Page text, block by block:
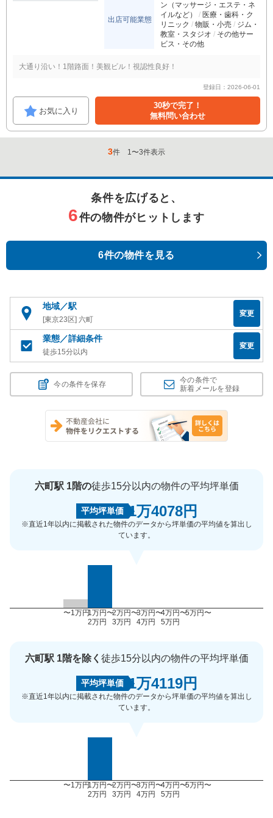
出店可能業態
ン（マッサージ・エステ・ネ
イルなど）
医療・歯科・ク
リニック
物販・小売
ジム・
教室・スタジオ
その他サー
ビス・その他
大通り沿い！1階路面！美観ビル！視認性良好！
登録日：2026-06-01
お気に入り
30秒で完了！
無料問い合わせ
3件 1〜3件表示
条件を広げると、
6件の物件がヒットします
6件の物件を見る
地域／駅
[東京23区] 六町
変更
業態／詳細条件
徒歩15分以内
変更
今の条件を保存
今の条件で
新着メールを登録
六町駅 1階の徒歩15分以内の物件の平均坪単価
平均坪単価 1万4078円
※直近1年以内に掲載された物件のデータから坪単価の平均値を算出し
ています。
〜1万円1万円〜
2万円
2万円〜
3万円
3万円〜
4万円
4万円〜
5万円
5万円〜
六町駅 1階を除く 徒歩15分以内の物件の平均坪単価
平均坪単価 1万4119円
※直近1年以内に掲載された物件のデータから坪単価の平均値を算出し
ています。
〜1万円1万円〜
2万円
2万円〜
3万円
3万円〜
4万円
4万円〜
5万円
5万円〜